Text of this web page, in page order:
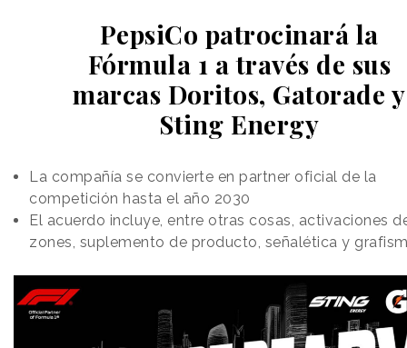
PepsiCo patrocinará la
Fórmula 1 a través de sus
marcas Doritos, Gatorade y
Sting Energy
La compañía se convierte en partner oficial de la
competición hasta el año 2030
El acuerdo incluye, entre otras cosas, activaciones
zones, suplemento de producto, señalética y